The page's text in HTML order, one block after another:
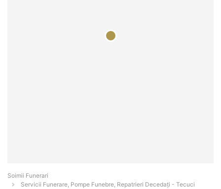
Soimii Funerari
Servicii Funerare, Pompe Funebre, Repatrieri Decedați - Tecuci